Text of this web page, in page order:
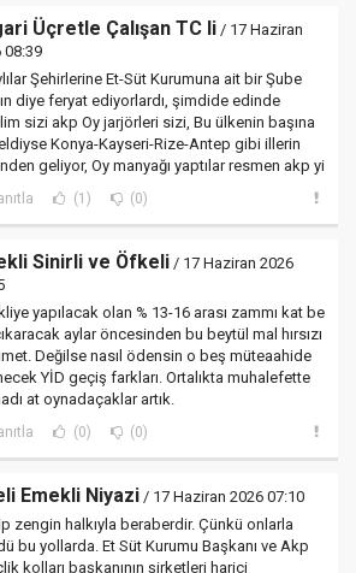
Üçretle Çalışan TC li / 17 Haziran
08:39
Şehirlerine Et-Süt Kurumuna ait bir Şube
diye feryat ediyorlardı, şimdide edinde
sizi akp Oy jarjörleri sizi, Bu ülkenin başına
Konya-Kayseri-Rize-Antep gibi illerin
geliyor, Oy manyağı yaptılar resmen akp yi
(1) (0)
Sinirli ve Öfkeli / 17 Haziran 2026
yapılacak olan % 13-16 arası zammı kat be
aylar öncesinden bu beytül mal hırsızı
Değilse nasıl ödensin o beş müteaahide
YİD geçiş farkları. Ortalıkta muhalefette
at oynadaçaklar artık.
(0) (0)
Emekli Niyazi / 17 Haziran 2026 07:10
zengin halkıyla beraberdir. Çünkü onlarla
bu yollarda. Et Süt Kurumu Başkanı ve Akp
kolları başkanının şirketleri harici